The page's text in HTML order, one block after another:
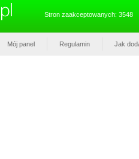
Stron zaakceptowanych: 3548
Mój panel Regulamin Jak